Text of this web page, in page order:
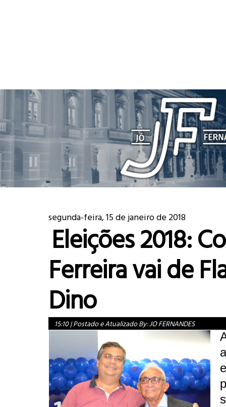
segunda-feira, 15 de janeiro de 2018
Eleições 2018:
Ferreira vai de
Dino
15:10|Postado e Atualizado By:JO FERNANDES